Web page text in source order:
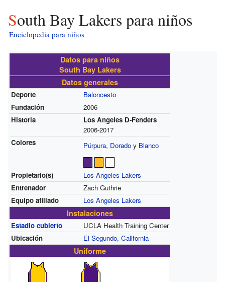
South Bay Lakers para niños
Enciclopedia para niños
Datos para niños
South Bay Lakers
Datos generales
Deporte
Baloncesto
Fundación
2006
Historia
Los Angeles D-Fenders
2006-2017
Colores
Púrpura, Doradoy Blanco
Propietario(s)
Los Angeles Lakers
Entrenador
Zach Guthrie
Equipo afiliado
Los Angeles Lakers
Instalaciones
Estadio cubierto
UCLA Health Training Center
Ubicación
El Segundo, California
Uniforme